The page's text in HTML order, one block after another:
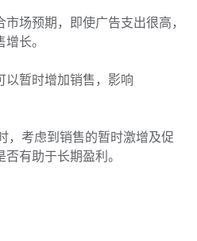
场预期，即使广告支出很高，
长。
以暂时增加销售，影响
，考虑到销售的暂时激增及促
有助于长期盈利。